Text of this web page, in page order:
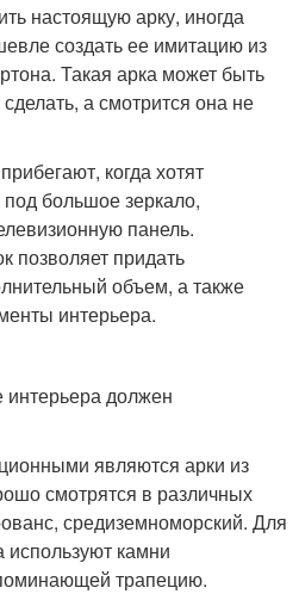
настоящую арку, иногда
создать ее имитацию из
Такая арка может быть
а смотрится она не
когда хотят
большое зеркало,
панель.
позволяет придать
объем, а также
интерьера.
интерьера должен
являются арки из
смотрятся в различных
средиземноморский. Для
используют камни
трапецию.